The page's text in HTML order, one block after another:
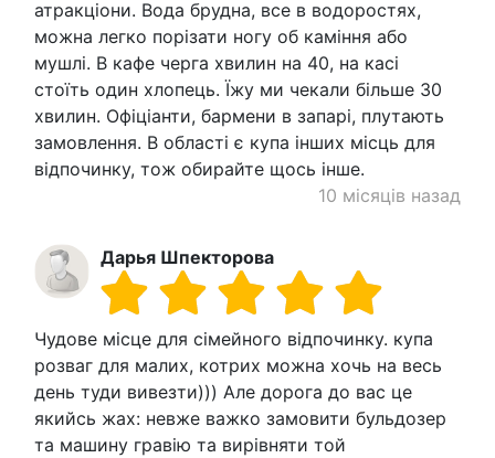
атракціони. Вода брудна, все в водоростях,
можна легко порізати ногу об каміння або
мушлі. В кафе черга хвилин на 40, на касі
стоїть один хлопець. Їжу ми чекали більше 30
хвилин. Офіціанти, бармени в запарі, плутають
замовлення. В області є купа інших місць для
відпочинку, тож обирайте щось інше.
10 місяців назад
Дарья Шпекторова
Чудове місце для сімейного відпочинку. купа
розваг для малих, котрих можна хочь на весь
день туди вивезти))) Але дорога до вас це
якийсь жах: невже важко замовити бульдозер
та машину гравію та вирівняти той